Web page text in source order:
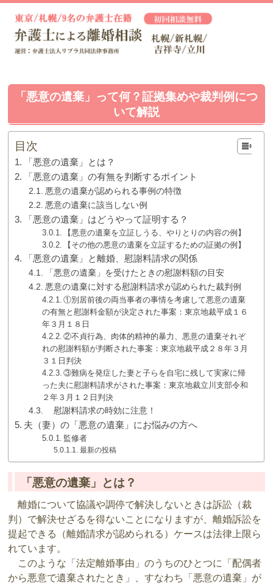
「悪意の遺棄」って何？証拠集めや裁判例につ
いて解説
目次
「悪意の遺棄」とは？
「悪意の遺棄」の有無を判断するポイント
悪意の遺棄が認められる事例の特徴
悪意の遺棄に該当しない例
「悪意の遺棄」はどうやって証明する？
【悪意の遺棄を立証しうる、やりとりの内容の例】
【その他の悪意の遺棄を立証するための証拠の例】
「悪意の遺棄」と離婚、慰謝料請求の関係
「悪意の遺棄」を受けたときの慰謝料額の目安
悪意の遺棄に対する慰謝料請求が認められた裁判例
①別居前後の両当事者の事情を考慮して悪意の遺棄
の有無と慰謝料金額が決定された事案：東京地裁平成１６
年３月１８日
②不貞行為、肉体的精神的暴力、悪意の遺棄それぞ
れの慰謝料額が判断された事案：東京地裁平成２８年３月
３１日判決
③難病を発症した妻と子らを自宅に残して実家に帰
った夫に慰謝料請求がされた事案：東京地裁立川支部令和
２年３月１２日判決
慰謝料請求の時効に注意！
夫（妻）の「悪意の遺棄」にお悩みの方へ
監修者
最新の投稿
「悪意の遺棄」とは？
離婚について協議や調停で解決しないときは訴訟（裁
判）で解決せざるを得ないことになりますが、離婚訴訟を
提起できる（離婚請求が認められる）ケースは法律上限ら
れています。
このような「法定離婚事由」のうちのひとつに「配偶者
から悪意で遺棄されたとき」、すなわち「悪意の遺棄」が